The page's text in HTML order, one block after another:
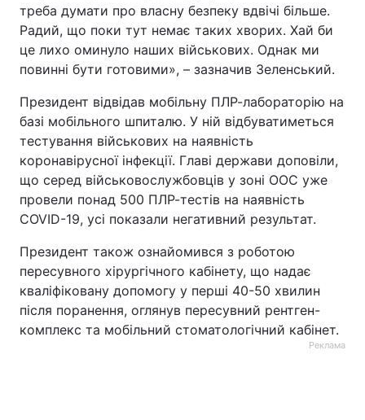
треба думати про власну безпеку вдвічі більше.
Радий, що поки тут немає таких хворих. Хай би
це лихо оминуло наших військових. Однак ми
повинні бути готовими», – зазначив Зеленський.
Президент відвідав мобільну ПЛР-лабораторію на
базі мобільного шпиталю. У ній відбуватиметься
тестування військових на наявність
коронавірусної інфекції. Главі держави доповіли,
що серед військовослужбовців у зоні ООС уже
провели понад 500 ПЛР-тестів на наявність
COVID-19, усі показали негативний результат.
Президент також ознайомився з роботою
пересувного хірургічного кабінету, що надає
кваліфіковану допомогу у перші 40-50 хвилин
після поранення, оглянув пересувний рентген-
комплекс та мобільний стоматологічний кабінет.
Реклама